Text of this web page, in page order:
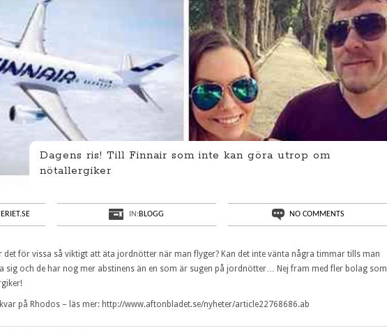
Dagens ris! Till Finnair som inte kan göra utrop om
nötallergiker
IN:BLOGG NO COMMENTS
det för vissa så viktigt att äta jordnötter när man flyger? Kan det inte vänta några timmar tills man
sig och de har nog mer abstinens än en som är sugen på jordnötter… Nej fram med fler bolag som
på Rhodos – läs mer: http://www.aftonbladet.se/nyheter/article22768686.ab